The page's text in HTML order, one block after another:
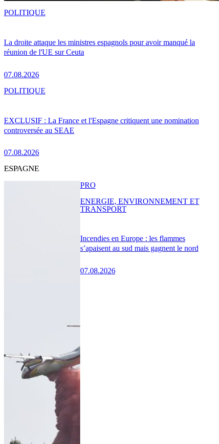
La droite attaque les ministres espagnols pour avoir manqué la
réunion de l'UE sur Ceuta
07.08.2026
POLITIQUE
EXCLUSIF : La France et l'Espagne critiquent une nomination
controversée au SEAE
07.08.2026
POLITIQUE
ESPAGNE
Incendies en Europe : les flammes
s’apaisent au sud mais gagnent le nord
07.08.2026
PRO
ENERGIE, ENVIRONNEMENT ET
TRANSPORT